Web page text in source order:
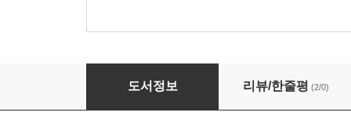
특수작전 개론
도서정보 리뷰/한줄평 (2/0)